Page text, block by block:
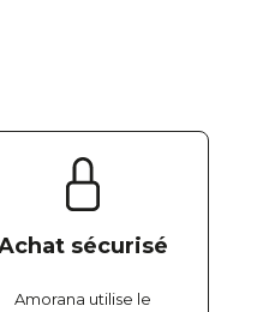
sécurisé
Amorana utilise le